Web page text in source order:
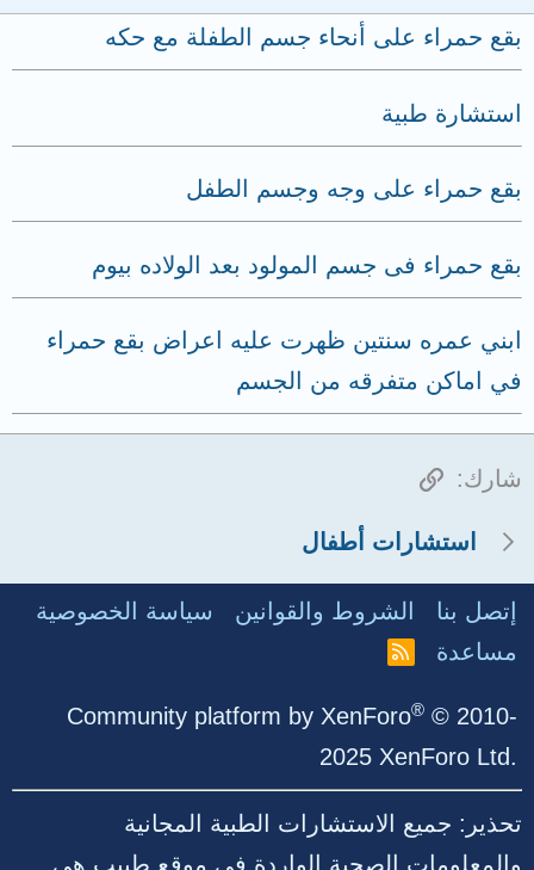
بقع حمراء على أنحاء جسم الطفلة مع حكه
استشارة طبية
بقع حمراء على وجه وجسم الطفل
بقع حمراء فى جسم المولود بعد الولاده بيوم
ابني عمره سنتين ظهرت عليه اعراض بقع حمراء
في اماكن متفرقه من الجسم
شارك: الرابط
استشارات أطفال
إتصل بنا الشروط والقوانين
سياسة الخصوصية
مساعدة
R
Community platform by XenForo® © 2010-
2025 XenForo Ltd.
تحذير: جميع الاستشارات الطبية المجانية
والمعلومات الصحية الواردة في موقع طبيب هي